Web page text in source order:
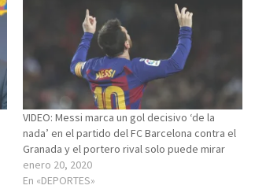
VIDEO: Messi marca un gol decisivo ‘de la
nada’ en el partido del FC Barcelona contra el
Granada y el portero rival solo puede mirar
enero 20, 2020
En «DEPORTES»